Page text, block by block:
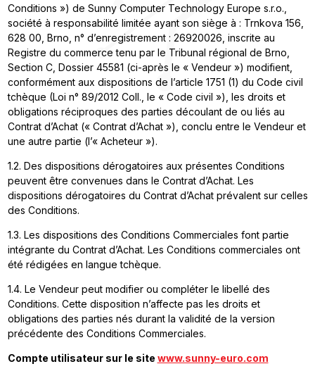
Conditions ») de Sunny Computer Technology Europe s.r.o.,
société à responsabilité limitée ayant son siège à : Trnkova 156,
628 00, Brno, n° d’enregistrement : 26920026, inscrite au
Registre du commerce tenu par le Tribunal régional de Brno,
Section C, Dossier 45581 (ci-après le « Vendeur ») modifient,
conformément aux dispositions de l’article 1751 (1) du Code civil
tchèque (Loi n° 89/2012 Coll., le « Code civil »), les droits et
obligations réciproques des parties découlant de ou liés au
Contrat d’Achat (« Contrat d’Achat »), conclu entre le Vendeur et
une autre partie (l’« Acheteur »).
1.2. Des dispositions dérogatoires aux présentes Conditions
peuvent être convenues dans le Contrat d’Achat. Les
dispositions dérogatoires du Contrat d’Achat prévalent sur celles
des Conditions.
1.3. Les dispositions des Conditions Commerciales font partie
intégrante du Contrat d’Achat. Les Conditions commerciales ont
été rédigées en langue tchèque.
1.4. Le Vendeur peut modifier ou compléter le libellé des
Conditions. Cette disposition n’affecte pas les droits et
obligations des parties nés durant la validité de la version
précédente des Conditions Commerciales.
Compte utilisateur sur le site www.sunny-euro.com